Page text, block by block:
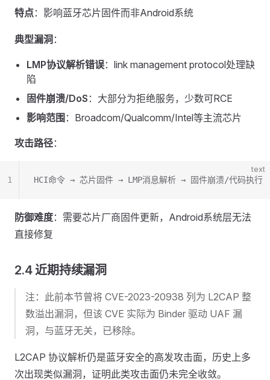
特点：影响蓝牙芯片固件而非Android系统
典型漏洞 ：
LMP协议解析错误：link management protocol处理缺
陷
固件崩溃/DoS ：大部分为拒绝服务，少数可RCE
影响范围 ：Broadcom/Qualcomm/Intel等主流芯片
攻击路径：
text
HCI命令 → 芯片固件 → LMP消息解析 → 固件崩溃/代码执行
1
防御难度：需要芯片厂商固件更新，Android系统层无法
直接修复
2.4 近期持续漏洞
注：此前本节曾将 CVE-2023-20938 列为 L2CAP 整
数溢出漏洞，但该 CVE 实际为 Binder 驱动 UAF 漏
洞，与蓝牙无关，已移除。
L2CAP 协议解析仍是蓝牙安全的高发攻击面，历史上多
次出现类似漏洞，证明此类攻击面仍未完全收敛。